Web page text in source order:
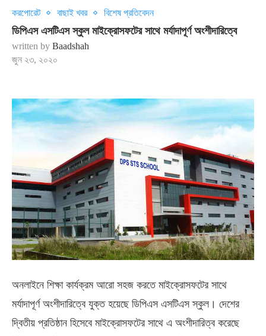
করপোরেট বাছাই খবর বিশেষ প্রতিবেদন
ডিপিএস এসটিএস স্কুল মাইক্রোসফটের সাথে মর্যাদাপূর্ণ অংশীদারিত্বে
written by Baadshah
জুন ২৩, ২০২০
অনলাইনে শিক্ষা কার্যক্রম আরো সহজ করতে মাইক্রোসফটের সাথে
মর্যাদাপূর্ণ অংশীদারিত্বে যুক্ত হয়েছে ডিপিএস এসটিএস স্কুল। দেশের
দ্বিতীয় প্রতিষ্ঠান হিসেবে মাইক্রোসফটের সাথে এ অংশীদারিত্ব করেছে